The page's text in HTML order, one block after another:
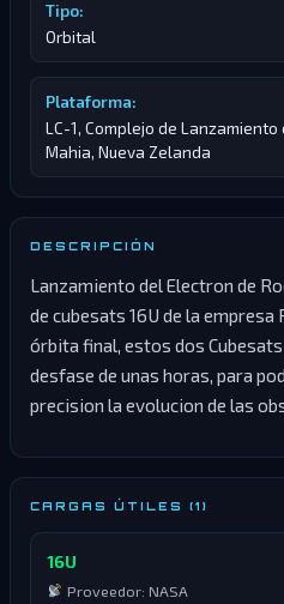
Tipo:
Orbital
Plataforma:
LC-1, Complejo de
Mahia, Nueva Zelanda
DESCRIPCIÓN
Lanzamiento del Electron de
de cubesats 16U de la empresa
órbita final, estos dos
desfase de unas horas, para
precision la evolucion de las
CARGAS ÚTILES (1)
16U
Proveedor: NASA